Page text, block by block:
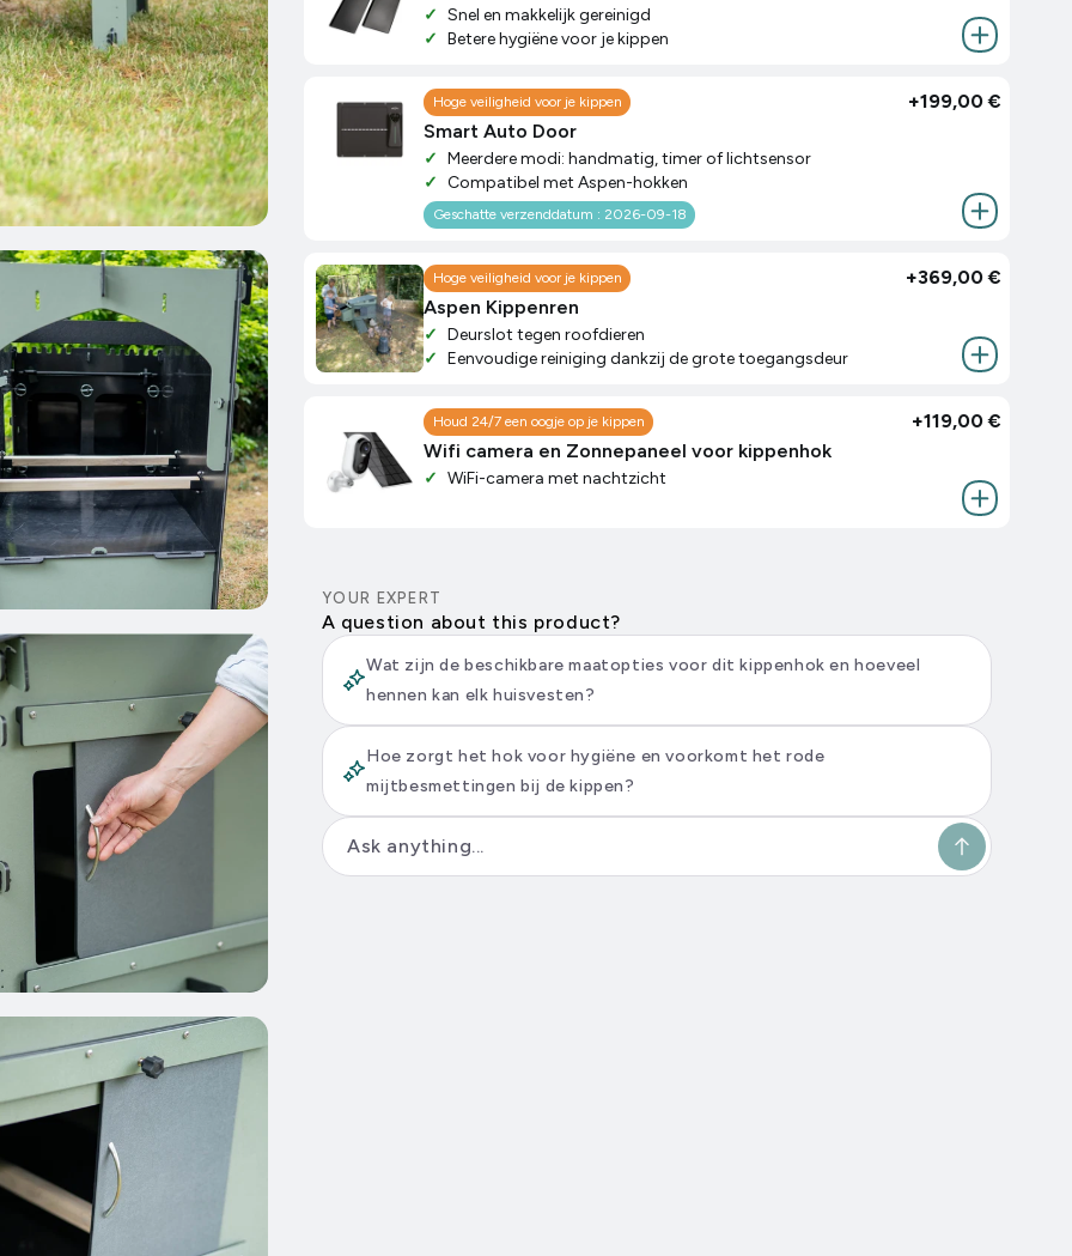
Penthouse)
Snel en makkelijk gereinigd
Betere hygiëne voor je kippen
Hoge veiligheid voor je kippen
Smart Auto Door
Meerdere modi: handmatig, timer of lichtsensor
Compatibel met Aspen-hokken
Geschatte verzenddatum : 2026-09-18
+199,00 €
Hoge veiligheid voor je kippen
Aspen Kippenren
Deurslot tegen roofdieren
Eenvoudige reiniging dankzij de grote toegangsdeur
+369,00 €
Houd 24/7 een oogje op je kippen
Wifi camera en Zonnepaneel voor kippenhok
WiFi-camera met nachtzicht
+119,00 €
YOUR EXPERT
A question about this product?
Wat zijn de beschikbare maatopties voor dit kippenhok en hoeveel
hennen kan elk huisvesten?
Hoe zorgt het hok voor hygiëne en voorkomt het rode
mijtbesmettingen bij de kippen?